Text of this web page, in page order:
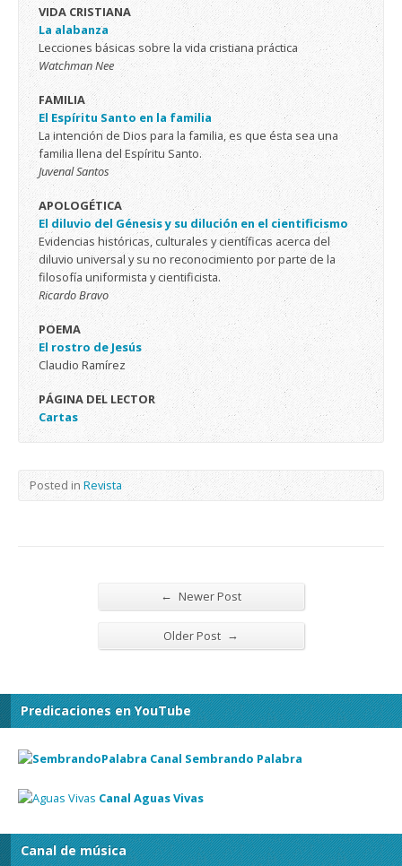
VIDA CRISTIANA
La alabanza
Lecciones básicas sobre la vida cristiana práctica
Watchman Nee
FAMILIA
El Espíritu Santo en la familia
La intención de Dios para la familia, es que ésta sea una
familia llena del Espíritu Santo.
Juvenal Santos
APOLOGÉTICA
El diluvio del Génesis y su dilución en el cientificismo
Evidencias históricas, culturales y científicas acerca del
diluvio universal y su no reconocimiento por parte de la
filosofía uniformista y cientificista.
Ricardo Bravo
POEMA
El rostro de Jesús
Claudio Ramírez
PÁGINA DEL LECTOR
Cartas
Posted in Revista
← Newer Post
Older Post →
Predicaciones en YouTube
Canal Sembrando Palabra
Canal Aguas Vivas
Canal de música